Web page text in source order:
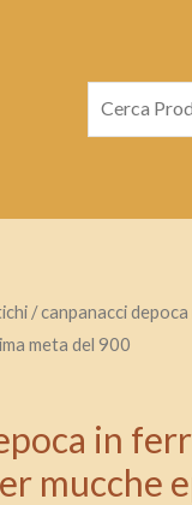
/ canpanacci
meta del 900
in
mucche